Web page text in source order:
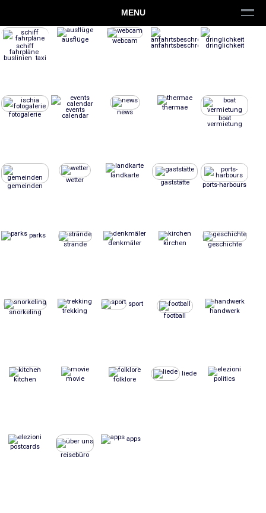
MENU
schiff
fahrpläne
buslinien taxi
ausflüge webcam
anfahrtsbeschreibungdringlichkeit
fotogalerie
events
calendar news
thermae
boat
vermietung
gemeinden
wetter
landkarte
gaststätte
ports-harbours
parks
strände
denkmäler kirchen geschichte
snorkeling trekking
sport
football
handwerk
kitchen movie folklore
liede
politics
postcards
reisebüro
apps